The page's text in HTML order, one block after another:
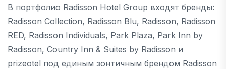
В портфолио Radisson Hotel Group входят бренды:
Radisson Collection, Radisson Blu, Radisson, Radisson
RED, Radisson Individuals, Park Plaza, Park Inn by
Radisson, Country Inn & Suites by Radisson и
prizeotel под единым зонтичным брендом Radisson